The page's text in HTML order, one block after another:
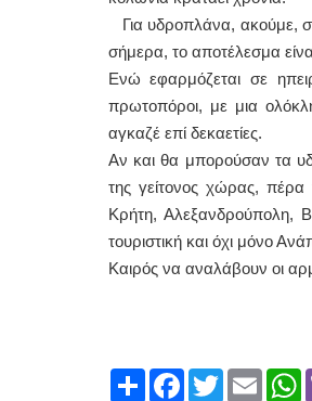
Για υδροπλάνα, ακούμε,
σήμερα, το αποτέλεσμα
Ενώ εφαρμόζεται σε
πρωτοπόροι, με μια
αγκαζέ επί δεκαετίες.
Αν και θα μπορούσαν τα
της γείτονος χώρας,
Κρήτη, Αλεξανδρούπολη,
τουριστική και όχι μόνο
Καιρός να αναλάβουν οι
ShareFacebook
TwitterEmail